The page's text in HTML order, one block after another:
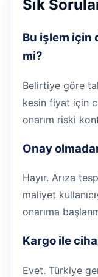
Sık
Bu işlem
mi?
Belirtiye göre
kesin fiyat için
onarım riski
Onay
Hayır. Arıza
maliyet
onarıma
Kargo ile
Evet. Türkiye